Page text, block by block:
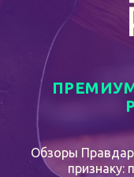
ПРЕМИУМ
Обзоры
признаку: